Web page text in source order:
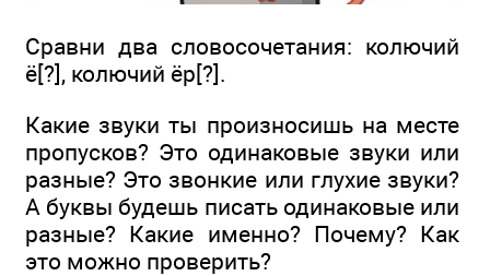
Сравни два словосочетания: колючий
ё[?], колючий ёр[?].
Какие звуки ты произносишь на месте
пропусков? Это одинаковые звуки или
разные? Это звонкие или глухие звуки?
А буквы будешь писать одинаковые или
разные? Какие именно? Почему? Как
это можно проверить?